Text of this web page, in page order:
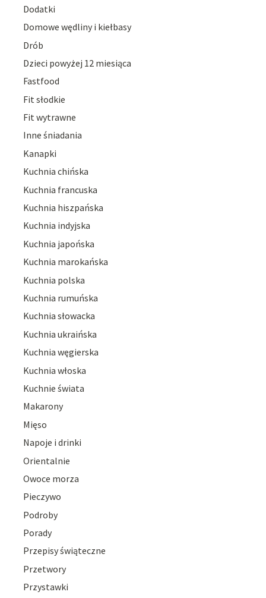
Dodatki
Domowe wędliny i kiełbasy
Drób
Dzieci powyżej 12 miesiąca
Fastfood
Fit słodkie
Fit wytrawne
Inne śniadania
Kanapki
Kuchnia chińska
Kuchnia francuska
Kuchnia hiszpańska
Kuchnia indyjska
Kuchnia japońska
Kuchnia marokańska
Kuchnia polska
Kuchnia rumuńska
Kuchnia słowacka
Kuchnia ukraińska
Kuchnia węgierska
Kuchnia włoska
Kuchnie świata
Makarony
Mięso
Napoje i drinki
Orientalnie
Owoce morza
Pieczywo
Podroby
Porady
Przepisy świąteczne
Przetwory
Przystawki